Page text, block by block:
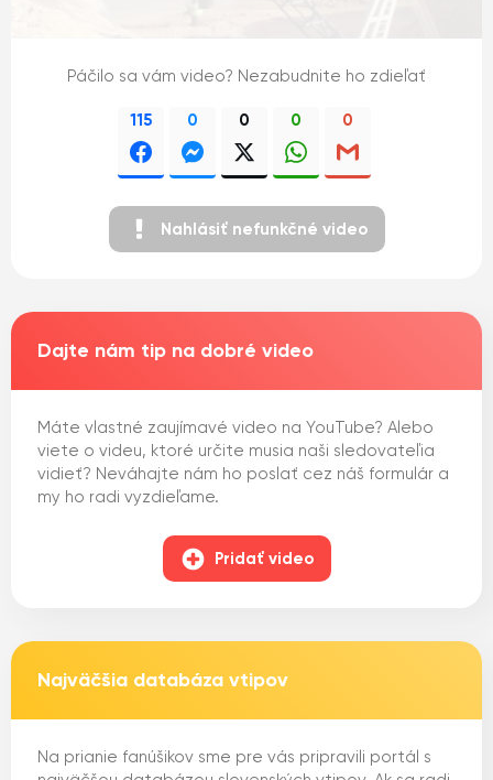
Páčilo sa vám video? Nezabudnite ho zdieľať
115 0 0 0 0
Nahlásiť nefunkčné video
Dajte nám tip na dobré video
Máte vlastné zaujímavé video na YouTube? Alebo
viete o videu, ktoré určite musia naši sledovateľia
vidieť? Neváhajte nám ho poslať cez náš formulár a
my ho radi vyzdieľame.
Pridať video
Najväčšia databáza vtipov
Na prianie fanúšikov sme pre vás pripravili portál s